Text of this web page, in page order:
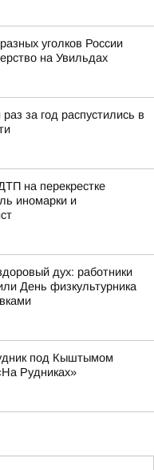
уголков России
на Увильдах
за год распустились в
на перекрестке
иномарки и
дух: работники
День физкультурника
под Кыштымом
Рудниках»